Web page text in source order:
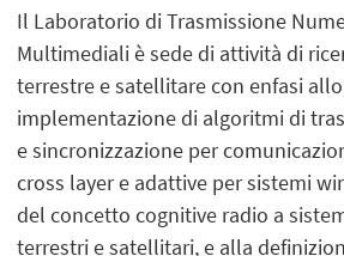
Il Laboratorio di Trasmissione
Multimediali è sede di attività di
terrestre e satellitare con enfasi
implementazione di algoritmi di
e sincronizzazione per
cross layer e adattive per sistemi
del concetto cognitive radio a
terrestri e satellitari, e alla